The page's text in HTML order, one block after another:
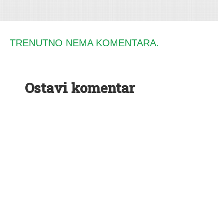
TRENUTNO NEMA KOMENTARA.
Ostavi komentar